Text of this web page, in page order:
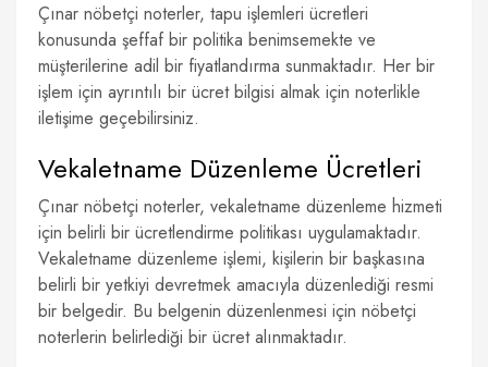
Çınar nöbetçi noterler, tapu işlemleri ücretleri
konusunda şeffaf bir politika benimsemekte ve
müşterilerine adil bir fiyatlandırma sunmaktadır. Her bir
işlem için ayrıntılı bir ücret bilgisi almak için noterlikle
iletişime geçebilirsiniz.
Vekaletname Düzenleme Ücretleri
Çınar nöbetçi noterler, vekaletname düzenleme hizmeti
için belirli bir ücretlendirme politikası uygulamaktadır.
Vekaletname düzenleme işlemi, kişilerin bir başkasına
belirli bir yetkiyi devretmek amacıyla düzenlediği resmi
bir belgedir. Bu belgenin düzenlenmesi için nöbetçi
noterlerin belirlediği bir ücret alınmaktadır.